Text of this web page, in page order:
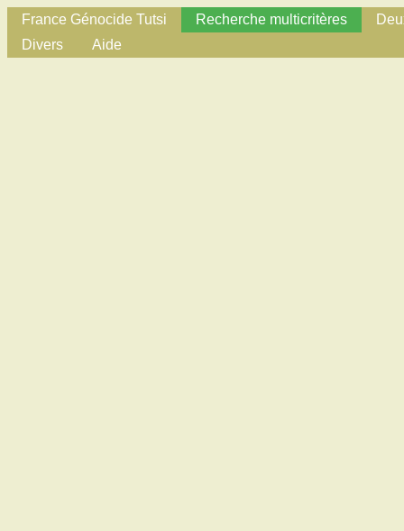
France Génocide Tutsi Recherche multicritères
Divers
Aide